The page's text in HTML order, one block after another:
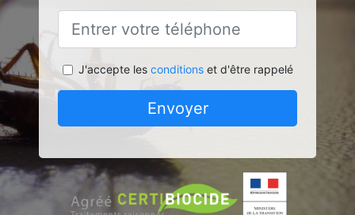
J'accepte les conditionset d'être rappelé
Envoyer